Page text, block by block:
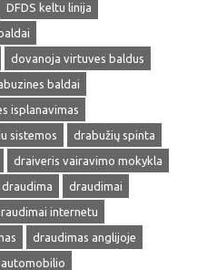
DFDS keltu linija
dovanoja virtuves baldus
baldai
isplanavimas
sistemos
drabužių spinta
draiveris vairavimo mokykla
draudima
draudimai
internetu
draudimas anglijoje